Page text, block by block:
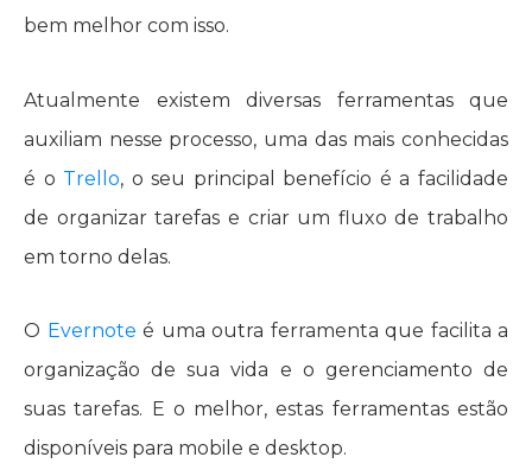
bem melhor com isso.
Atualmente existem diversas ferramentas que
auxiliam nesse processo, uma das mais conhecidas
é o Trello, o seu principal benefício é a facilidade
de organizar tarefas e criar um fluxo de trabalho
em torno delas.
O Evernote é uma outra ferramenta que facilita a
organização de sua vida e o gerenciamento de
suas tarefas. E o melhor, estas ferramentas estão
disponíveis para mobile e desktop.